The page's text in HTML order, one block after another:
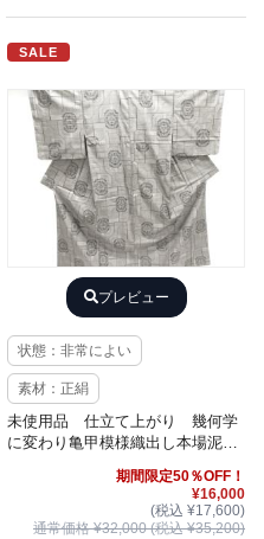
SALE
プレビュー
状態：非常によい
素材：正絹
未使用品 仕立て上がり 幾何学
に変わり亀甲模様織出し本場泥大
島紬着物（9マルキ）
期間限定50％OFF！
¥16,000
(税込 ¥17,600)
通常価格 ¥32,000 (税込 ¥35,200)